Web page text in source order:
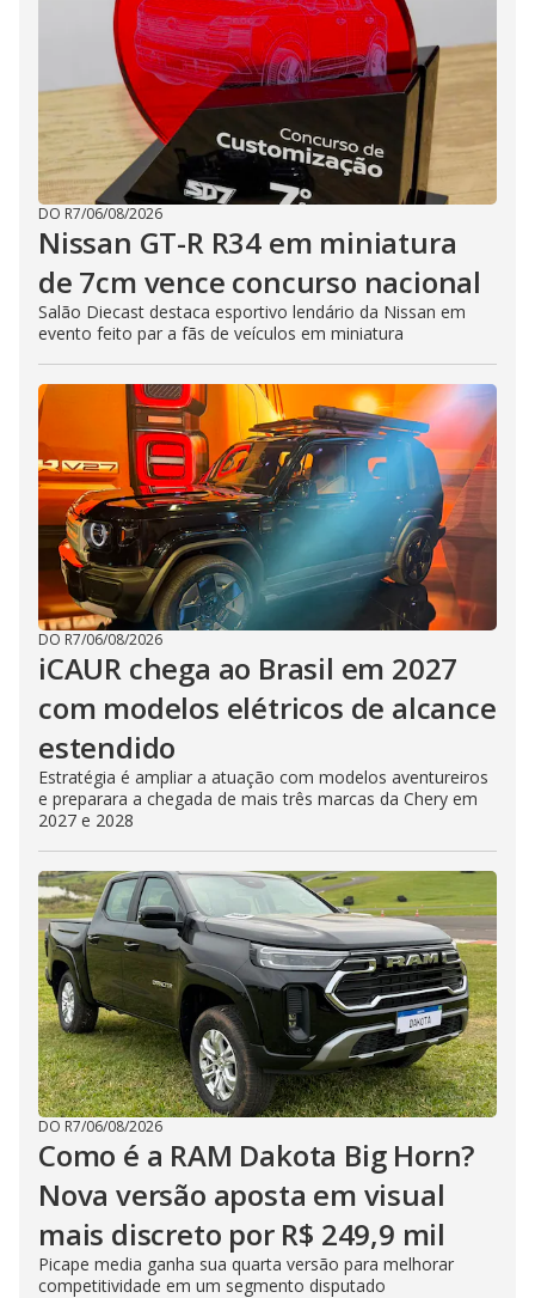
DO R7/06/08/2026
Nissan GT-R R34 em miniatura
de 7cm vence concurso nacional
Salão Diecast destaca esportivo lendário da Nissan em
evento feito par a fãs de veículos em miniatura
DO R7/06/08/2026
iCAUR chega ao Brasil em 2027
com modelos elétricos de alcance
estendido
Estratégia é ampliar a atuação com modelos aventureiros
e preparara a chegada de mais três marcas da Chery em
2027 e 2028
DO R7/06/08/2026
Como é a RAM Dakota Big Horn?
Nova versão aposta em visual
mais discreto por R$ 249,9 mil
Picape media ganha sua quarta versão para melhorar
competitividade em um segmento disputado